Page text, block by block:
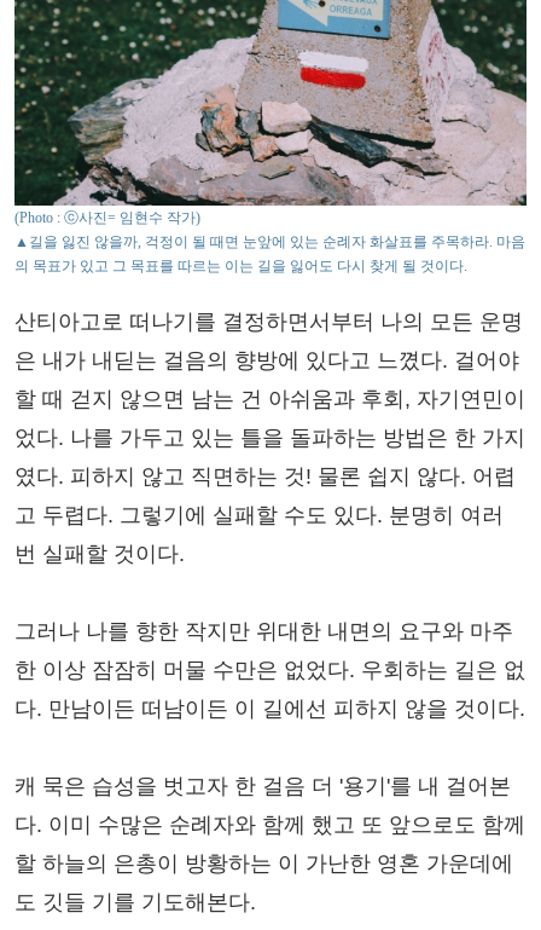
(Photo : ⓒ사진= 임현수 작가)
▲길을 잃진 않을까, 걱정이 될 때면 눈앞에 있는 순례자 화살표를 주목하라. 마음
의 목표가 있고 그 목표를 따르는 이는 길을 잃어도 다시 찾게 될 것이다.
산티아고로 떠나기를 결정하면서부터 나의 모든 운명
은 내가 내딛는 걸음의 향방에 있다고 느꼈다. 걸어야
할 때 걷지 않으면 남는 건 아쉬움과 후회, 자기연민이
었다. 나를 가두고 있는 틀을 돌파하는 방법은 한 가지
였다. 피하지 않고 직면하는 것! 물론 쉽지 않다. 어렵
고 두렵다. 그렇기에 실패할 수도 있다. 분명히 여러
번 실패할 것이다.
그러나 나를 향한 작지만 위대한 내면의 요구와 마주
한 이상 잠잠히 머물 수만은 없었다. 우회하는 길은 없
다. 만남이든 떠남이든 이 길에선 피하지 않을 것이다.
캐 묵은 습성을 벗고자 한 걸음 더 '용기'를 내 걸어본
다. 이미 수많은 순례자와 함께 했고 또 앞으로도 함께
할 하늘의 은총이 방황하는 이 가난한 영혼 가운데에
도 깃들 기를 기도해본다.